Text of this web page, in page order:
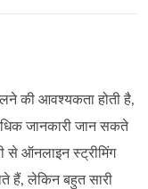
की आवश्यकता होती है,
जानकारी जान सकते
से ऑनलाइन स्ट्रीमिंग
हैं, लेकिन बहुत सारी